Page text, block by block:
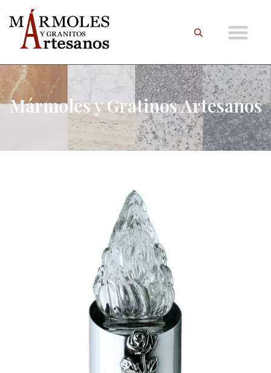
Mármoles y Gratinos Artesanos